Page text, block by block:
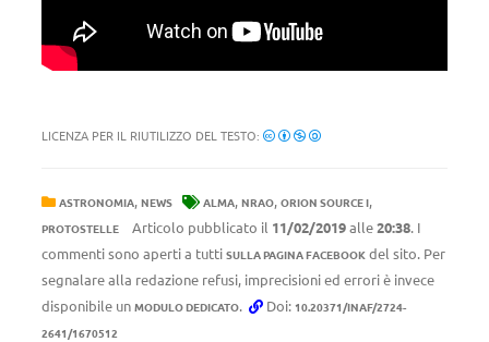
LICENZA PER IL RIUTILIZZO DEL TESTO:
ASTRONOMIA, NEWS ALMA, NRAO, ORION SOURCE I,
PROTOSTELLE Articolo pubblicato il 11/02/2019alle20:38. I
commenti sono aperti a tutti SULLA PAGINA FACEBOOK del sito. Per
segnalare alla redazione refusi, imprecisioni ed errori è invece
disponibile un MODULO DEDICATO. Doi: 10.20371/INAF/2724-
2641/1670512